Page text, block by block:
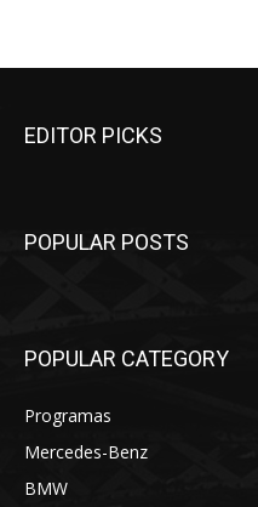
EDITOR PICKS
POPULAR POSTS
POPULAR CATEGORY
Programas
Mercedes-Benz
BMW